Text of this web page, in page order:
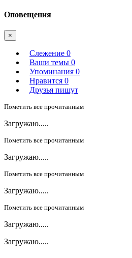
Оповещения
×
Слежение 0
Ваши темы 0
Упоминания 0
Нравится 0
Друзья пишут
Пометить все прочитанным
Загружаю.....
Пометить все прочитанным
Загружаю.....
Пометить все прочитанным
Загружаю.....
Пометить все прочитанным
Загружаю.....
Загружаю.....